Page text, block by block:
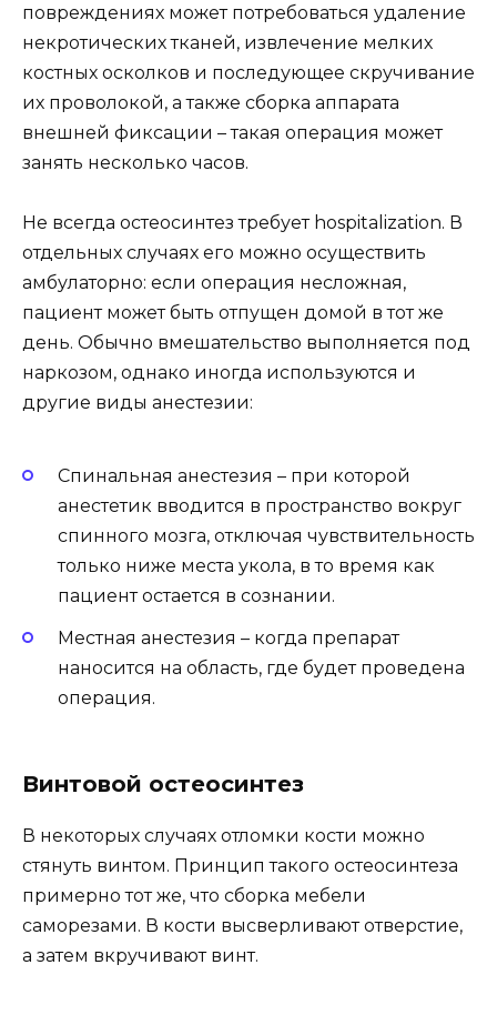
повреждениях может потребоваться удаление
некротических тканей, извлечение мелких
костных осколков и последующее скручивание
их проволокой, а также сборка аппарата
внешней фиксации – такая операция может
занять несколько часов.
Не всегда остеосинтез требует hospitalization. В
отдельных случаях его можно осуществить
амбулаторно: если операция несложная,
пациент может быть отпущен домой в тот же
день. Обычно вмешательство выполняется под
наркозом, однако иногда используются и
другие виды анестезии:
Спинальная анестезия – при которой
анестетик вводится в пространство вокруг
спинного мозга, отключая чувствительность
только ниже места укола, в то время как
пациент остается в сознании.
Местная анестезия – когда препарат
наносится на область, где будет проведена
операция.
Винтовой остеосинтез
В некоторых случаях отломки кости можно
стянуть винтом. Принцип такого остеосинтеза
примерно тот же, что сборка мебели
саморезами. В кости высверливают отверстие,
а затем вкручивают винт.